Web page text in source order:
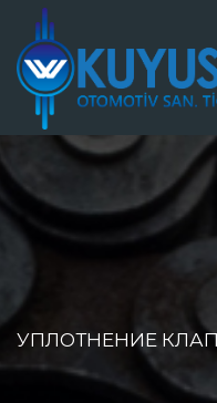
УПЛОТНЕНИЕ